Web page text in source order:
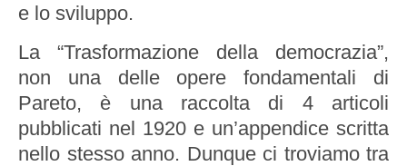
e lo sviluppo.
La “Trasformazione della democrazia”,
non una delle opere fondamentali di
Pareto, è una raccolta di 4 articoli
pubblicati nel 1920 e un’appendice scritta
nello stesso anno. Dunque ci troviamo tra